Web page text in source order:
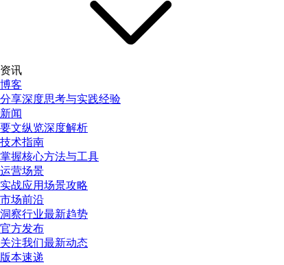
资讯
博客
分享深度思考与实践经验
新闻
要文纵览深度解析
技术指南
掌握核心方法与工具
运营场景
实战应用场景攻略
市场前沿
洞察行业最新趋势
官方发布
关注我们最新动态
版本速递